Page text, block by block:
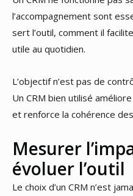
l’accompagnement sont
sert l’outil, comment il
utile au quotidien.
L’objectif n’est pas de
Un CRM bien utilisé
et renforce la cohérence
Mesurer
évoluer l’outil
Le choix d’un CRM n’est